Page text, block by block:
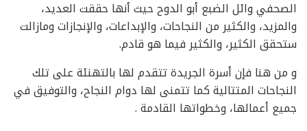
الصحفي وائل الضبع أبو الدوح حيث أنها حققت العديد،
والمزيد، والكثير من النجاحات، والإبداعات، والإنجازات ومازالت
ستحقق الكثير، والكثير فيما هو قادم.
و من هنا فإن أسرة الجريدة تتقدم لها بالتهنئة على تلك
النجاحات المتتالية كما تتمنى لها دوام النجاح، والتوفيق في
جميع أعمالها، وخطواتها القادمة .